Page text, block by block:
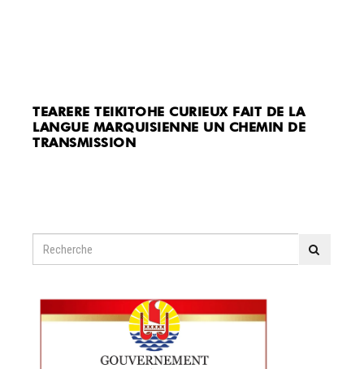
TEARERE TEIKITOHE CURIEUX FAIT DE LA
LANGUE MARQUISIENNE UN CHEMIN DE
TRANSMISSION